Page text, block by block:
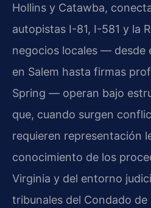
Hollins y Catawba,
autopistas I-81, I-581 y la
negocios locales — desde
en Salem hasta firmas
Spring — operan bajo
que, cuando surgen
requieren representación
conocimiento de los
Virginia y del entorno
tribunales del Condado de